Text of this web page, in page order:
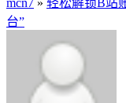
mcn7 » 轻松解锁B站
台”